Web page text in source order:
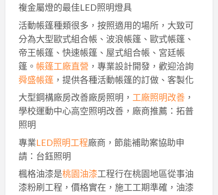
複金屬燈的最佳LED照明燈具
活動帳篷種類很多，按照適用的場所，大致可
分為大型歐式組合帳、波浪帳篷、歐式帳篷、
帝王帳篷、快速帳篷、屋式組合帳、宮廷帳
篷。 帳篷工廠直營 ，專業設計開發，歡迎洽詢
舜盛帳篷，提供各種活動帳篷的訂做、客製化
大型鋼構廠房改善廠房照明， 工廠照明改善，
學校運動中心高空照明改善，廠商推薦：拓普
照明
專業LED照明工程廠商，節能補助案協助申
請：台鈺照明
楓格油漆是桃園油漆工程行在桃園地區從事油
漆粉刷工程，價格實在，施工工期準確，油漆